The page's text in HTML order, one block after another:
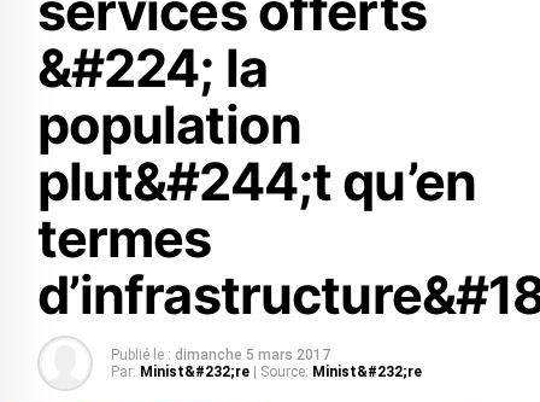
&#224; la
population
plut&#244;t qu’en
termes
Publié le : dimanche 5 mars 2017
Par: Minist&#232;re | Source: Minist&#232;re